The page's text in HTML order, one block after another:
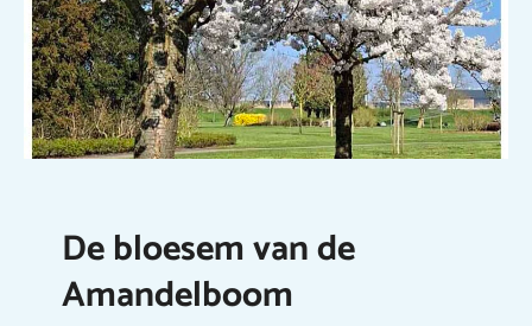
De bloesem van de
Amandelboom